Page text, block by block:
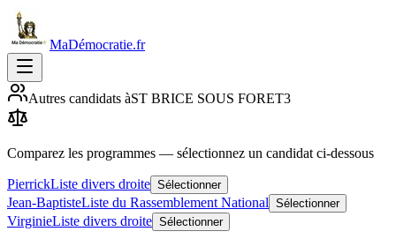
MaDémocratie.fr
Autres candidats àST BRICE SOUS FORET3
Comparez les programmes — sélectionnez un candidat ci-dessous
PierrickListe divers droite Sélectionner
Jean-BaptisteListe du Rassemblement National Sélectionner
VirginieListe divers droite Sélectionner